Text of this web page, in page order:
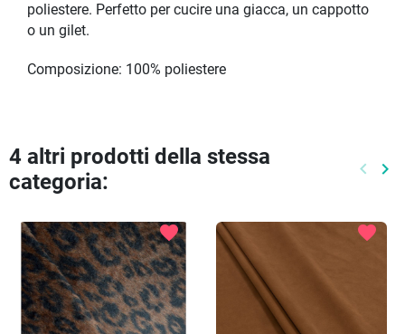
poliestere. Perfetto per cucire una giacca, un cappotto
o un gilet.
Composizione: 100% poliestere
4 altri prodotti della stessa
categoria:
keyboard_arrow_left keyboard_arrow_right
favorite favorite